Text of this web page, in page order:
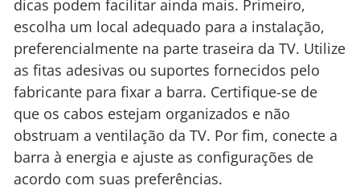
dicas podem facilitar ainda mais. Primeiro,
escolha um local adequado para a instalação,
preferencialmente na parte traseira da TV. Utilize
as fitas adesivas ou suportes fornecidos pelo
fabricante para fixar a barra. Certifique-se de
que os cabos estejam organizados e não
obstruam a ventilação da TV. Por fim, conecte a
barra à energia e ajuste as configurações de
acordo com suas preferências.